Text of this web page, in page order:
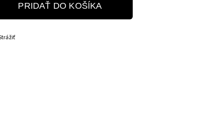
PRIDAŤ DO KOŠÍKA